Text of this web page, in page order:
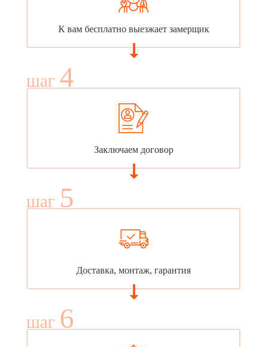
К вам бесплатно выезжает замерщик
шаг 4
Заключаем договор
шаг 5
Доставка, монтаж, гарантия
шаг 6